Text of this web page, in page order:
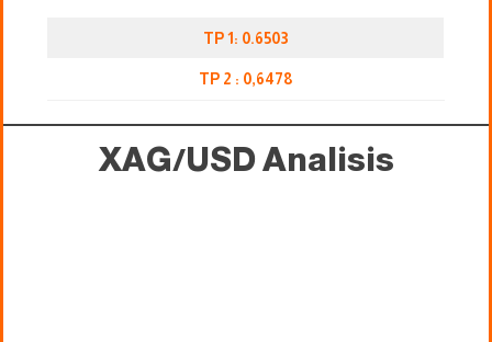
TP 1: 0.6503
TP 2 : 0,6478
XAG/USDAnalisis